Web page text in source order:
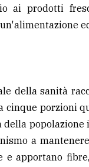
ai prodotti
della sanità
cinque porzioni
a
e apportano